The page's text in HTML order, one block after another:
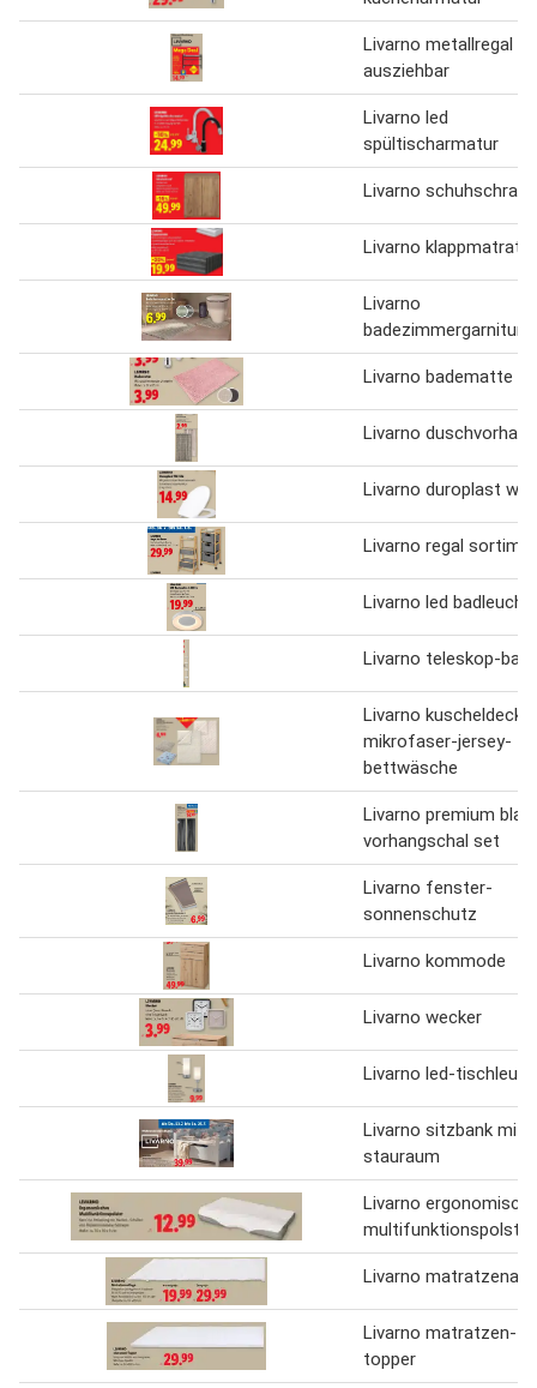
Livarno metallregal
ausziehbar
Livarno led
spültischarmatur
Livarno schuhschrank
Livarno
Livarno
badezimmergarnitur-
Livarno badematte
Livarno duschvorhang
Livarno duroplast wc
Livarno regal
Livarno led
Livarno teleskop-
Livarno kuscheldecke
mikrofaser-jersey-
bettwäsche
Livarno premium
vorhangschal set
Livarno fenster-
sonnenschutz
Livarno kommode
Livarno wecker
Livarno led-
Livarno sitzbank mit
stauraum
Livarno
multifunktionspolster
Livarno
Livarno matratzen-
topper